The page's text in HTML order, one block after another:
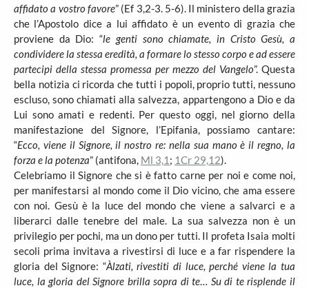
affidato a vostro favore” (Ef 3,2-3. 5-6). Il ministero della grazia
che l’Apostolo dice a lui affidato è un evento di grazia che
proviene da Dio: “le genti sono chiamate, in Cristo Gesù, a
condividere la stessa eredità, a formare lo stesso corpo e ad essere
partecipi della stessa promessa per mezzo del Vangelo”. Questa
bella notizia ci ricorda che tutti i popoli, proprio tutti, nessuno
escluso, sono chiamati alla salvezza, appartengono a Dio e da
Lui sono amati e redenti. Per questo oggi, nel giorno della
manifestazione del Signore, l’Epifania, possiamo cantare:
“Ecco, viene il Signore, il nostro re: nella sua mano è il regno, la
forza e la potenza” (antifona, Ml 3,1 ; 1Cr 29,12).
Celebriamo il Signore che si è fatto carne per noi e come noi,
per manifestarsi al mondo come il Dio vicino, che ama essere
con noi. Gesù è la luce del mondo che viene a salvarci e a
liberarci dalle tenebre del male. La sua salvezza non è un
privilegio per pochi, ma un dono per tutti. Il profeta Isaia molti
secoli prima invitava a rivestirsi di luce e a far rispendere la
gloria del Signore: “Àlzati, rivestiti di luce, perché viene la tua
luce, la gloria del Signore brilla sopra di te… Su di te risplende il